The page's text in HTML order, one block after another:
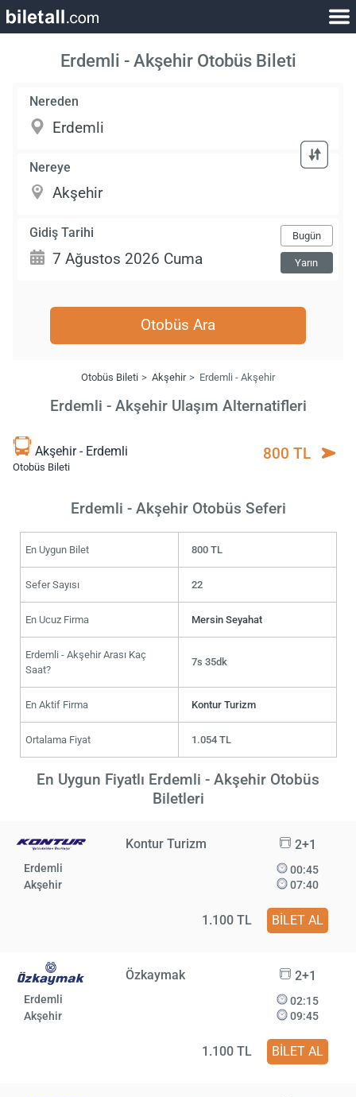
Erdemli - Akşehir Otobüs Bileti
Nereden
Nereye
Gidiş Tarihi Bugün
Yarın
Otobüs Ara
Otobüs Bileti Akşehir Erdemli - Akşehir
Erdemli - Akşehir Ulaşım Alternatifleri
Akşehir - Erdemli
Otobüs Bileti
800 TL
Erdemli - Akşehir Otobüs Seferi
En Uygun Bilet 800 TL
Sefer Sayısı 22
En Ucuz Firma Mersin Seyahat
Erdemli - Akşehir Arası Kaç
Saat?
7s 35dk
En Aktif Firma Kontur Turizm
Ortalama Fiyat 1.054 TL
En Uygun Fiyatlı Erdemli - Akşehir Otobüs
Biletleri
Kontur Turizm 2+1
Erdemli
Akşehir
00:45
07:40
1.100 TL BİLET AL
Özkaymak 2+1
Erdemli
Akşehir
02:15
09:45
1.100 TL BİLET AL